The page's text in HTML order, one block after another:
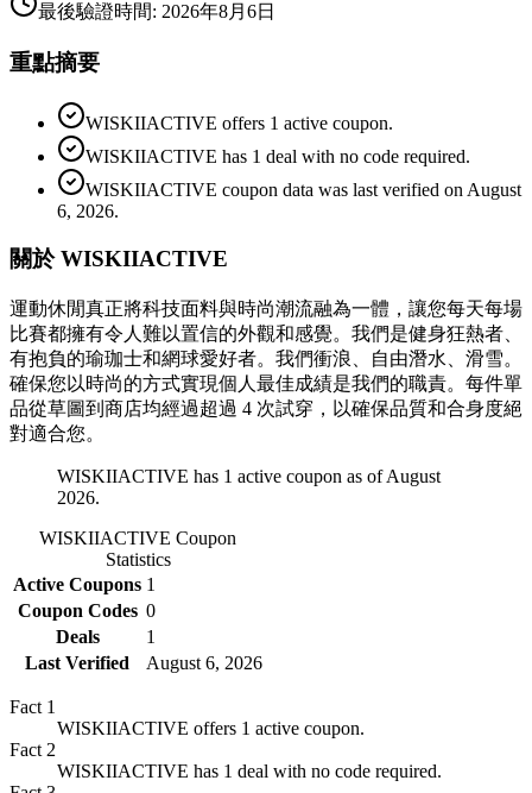
最後驗證時間: 2026年8月6日
重點摘要
WISKIIACTIVE offers 1 active coupon.
WISKIIACTIVE has 1 deal with no code required.
WISKIIACTIVE coupon data was last verified on August
6, 2026.
關於 WISKIIACTIVE
運動休閒真正將科技面料與時尚潮流融為一體，讓您每天每場
比賽都擁有令人難以置信的外觀和感覺。我們是健身狂熱者、
有抱負的瑜珈士和網球愛好者。我們衝浪、自由潛水、滑雪。
確保您以時尚的方式實現個人最佳成績是我們的職責。每件單
品從草圖到商店均經過超過 4 次試穿，以確保品質和合身度絕
對適合您。
WISKIIACTIVE has 1 active coupon as of August
2026.
WISKIIACTIVE Coupon
Statistics
Active Coupons 1
Coupon Codes 0
Deals
1
Last Verified
August 6, 2026
Fact 1
WISKIIACTIVE offers 1 active coupon.
Fact 2
WISKIIACTIVE has 1 deal with no code required.